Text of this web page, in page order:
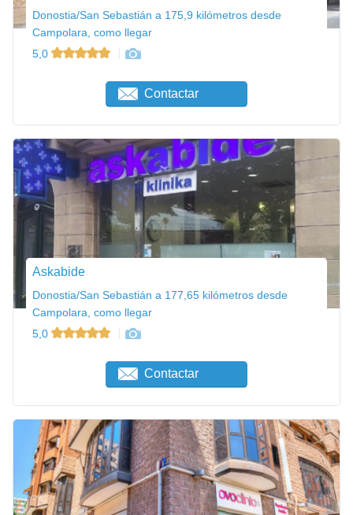
Donostia/San Sebastián a 175,9 kilómetros desde
Campolara, como llegar
5,0
Contactar
Askabide
Donostia/San Sebastián a 177,65 kilómetros desde
Campolara, como llegar
5,0
Contactar